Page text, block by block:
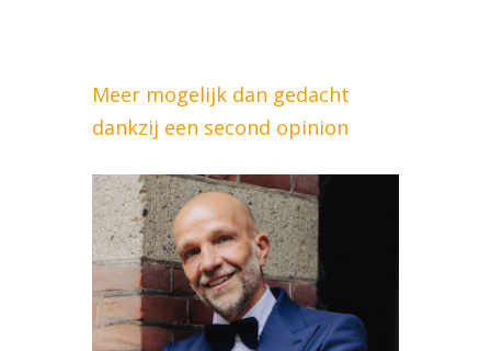
Meer mogelijk dan gedacht
dankzij een second opinion